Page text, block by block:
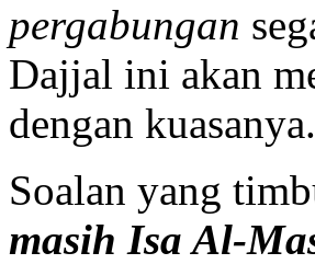
pergabungan
Dajjal ini akan
dengan kuasanya.
Soalan yang
masih Isa Al-